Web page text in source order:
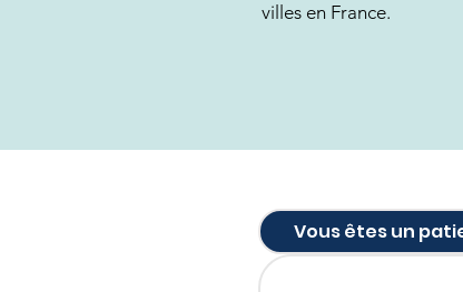
villes en France.
Vous êtes un